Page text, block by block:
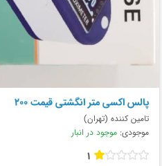
پالس اکسی متر انگشتی قیمت ۲۰۰
تامین کننده (تهران)
موجودی: موجود در انبار
1